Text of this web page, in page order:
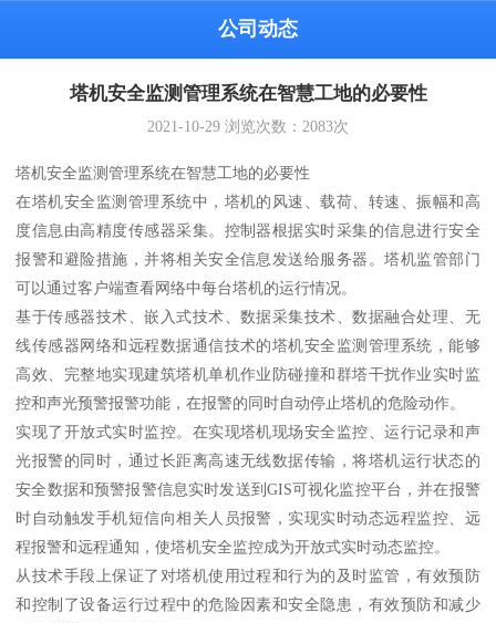
公司动态
塔机安全监测管理系统在智慧工地的必要性
2021-10-29 浏览次数： 2083次
塔机安全监测管理系统在智慧工地的必要性
在塔机安全监测管理系统中，塔机的风速、载荷、转速、振幅和高
度信息由高精度传感器采集。控制器根据实时采集的信息进行安全
报警和避险措施，并将相关安全信息发送给服务器。塔机监管部门
可以通过客户端查看网络中每台塔机的运行情况。
基于传感器技术、嵌入式技术、数据采集技术、数据融合处理、无
线传感器网络和远程数据通信技术的塔机安全监测管理系统，能够
高效、完整地实现建筑塔机单机作业防碰撞和群塔干扰作业实时监
控和声光预警报警功能，在报警的同时自动停止塔机的危险动作。
实现了开放式实时监控。在实现塔机现场安全监控、运行记录和声
光报警的同时，通过长距离高速无线数据传输，将塔机运行状态的
安全数据和预警报警信息实时发送到GIS可视化监控平台，并在报警
时自动触发手机短信向相关人员报警，实现实时动态远程监控、远
程报警和远程通知，使塔机安全监控成为开放式实时动态监控。
从技术手段上保证了对塔机使用过程和行为的及时监管，有效预防
和控制了设备运行过程中的危险因素和安全隐患，有效预防和减少